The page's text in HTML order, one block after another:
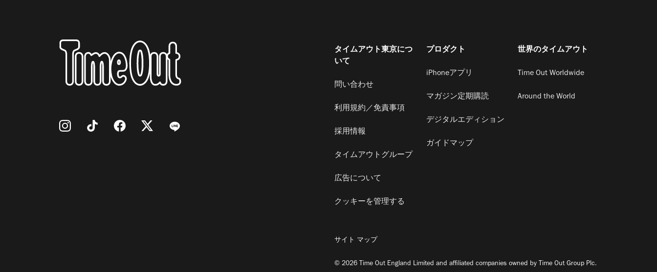
タイムアウト東京につ
いて
問い合わせ
利用規約／免責事項
採用情報
タイムアウトグループ
広告について
クッキーを管理する
プロダクト
iPhoneアプリ
マガジン定期購読
デジタルエディション
ガイドマップ
世界のタイムアウト
Time Out Worldwide
Around the World
サイト マップ
© 2026 Time Out England Limited and affiliated companies owned by Time Out Group Plc.